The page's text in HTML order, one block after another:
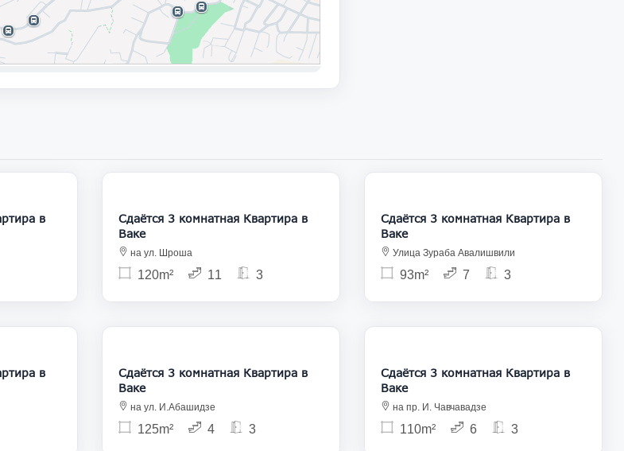
1 400 1 200
Сдаётся 3 комнатная Квартира в
Ваке
на ул. Шроша
120m² 11 3
1 600
Сдаётся 3 комнатная Квартира в
Ваке
Улица Зураба Авалишвили
93m² 7 3
1 500 1 500
Сдаётся 3 комнатная Квартира в
Ваке
на ул. И.Абашидзе
125m² 4 3
1 200
Сдаётся 3 комнатная Квартира в
Ваке
на пр. И. Чавчавадзе
110m² 6 3